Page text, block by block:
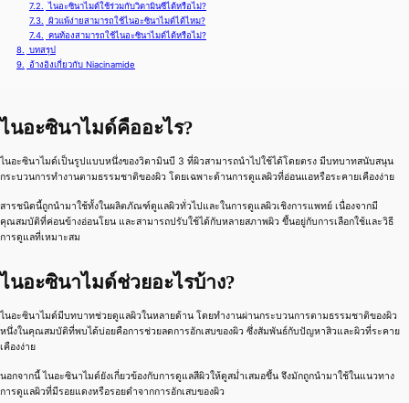
7.2.
ไนอะซินาไมด์ใช้ร่วมกับวิตามินซีได้หรือไม่?
7.3.
ผิวแพ้ง่ายสามารถใช้ไนอะซินาไมด์ได้ไหม?
7.4.
คนท้องสามารถใช้ไนอะซินาไมด์ได้หรือไม่?
8.
บทสรุป
9.
อ้างอิงเกี่ยวกับ Niacinamide
ไนอะซินาไมด์คืออะไร?
ไนอะซินาไมด์เป็นรูปแบบหนึ่งของวิตามินบี 3 ที่ผิวสามารถนำไปใช้ได้โดยตรง มีบทบาทสนับสนุน
กระบวนการทำงานตามธรรมชาติของผิว โดยเฉพาะด้านการดูแลผิวที่อ่อนแอหรือระคายเคืองง่าย
สารชนิดนี้ถูกนำมาใช้ทั้งในผลิตภัณฑ์ดูแลผิวทั่วไปและในการดูแลผิวเชิงการแพทย์ เนื่องจากมี
คุณสมบัติที่ค่อนข้างอ่อนโยน และสามารถปรับใช้ได้กับหลายสภาพผิว ขึ้นอยู่กับการเลือกใช้และวิธี
การดูแลที่เหมาะสม
ไนอะซินาไมด์ช่วยอะไรบ้าง?
ไนอะซินาไมด์มีบทบาทช่วยดูแลผิวในหลายด้าน โดยทำงานผ่านกระบวนการตามธรรมชาติของผิว
หนึ่งในคุณสมบัติที่พบได้บ่อยคือการช่วยลดการอักเสบของผิว ซึ่งสัมพันธ์กับปัญหาสิวและผิวที่ระคาย
เคืองง่าย
นอกจากนี้ ไนอะซินาไมด์ยังเกี่ยวข้องกับการดูแลสีผิวให้ดูสม่ำเสมอขึ้น จึงมักถูกนำมาใช้ในแนวทาง
การดูแลผิวที่มีรอยแดงหรือรอยดำจากการอักเสบของผิว